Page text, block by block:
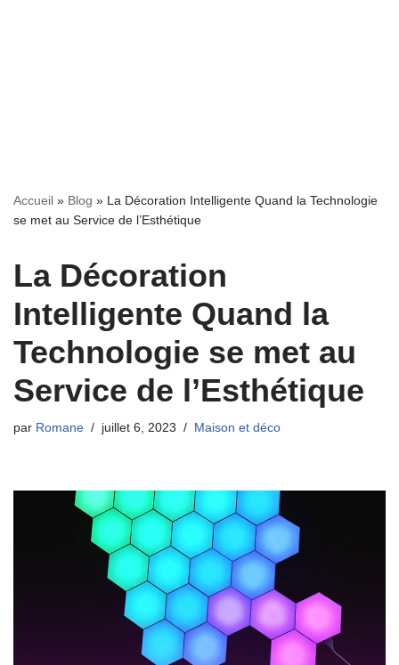
Accueil » Blog » La Décoration Intelligente Quand la Technologie
se met au Service de l’Esthétique
La Décoration
Intelligente Quand la
Technologie se met au
Service de l’Esthétique
par Romane juillet 6, 2023 Maison et déco